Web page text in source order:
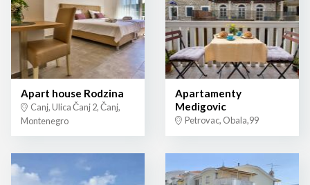
Apart house Rodzina
Canj, Ulica Čanj 2, Čanj,
Montenegro
Apartamenty
Medigovic
Petrovac, Obala,99